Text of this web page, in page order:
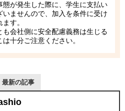
が発生した際に、学生に支払い
ませんので、加入を条件に受け
す。
も会社側に安全配慮義務は生じる
十分ご注意ください。
最新の記事